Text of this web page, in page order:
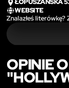
ŁOPUSZAŃSKA
WEBSITE
Znalazłeś
OPINIE